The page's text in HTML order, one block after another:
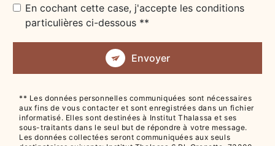
En cochant cette case, j'accepte les conditions
particulières ci-dessous **
Envoyer
** Les données personnelles communiquées sont nécessaires
aux fins de vous contacter et sont enregistrées dans un fichier
informatisé. Elles sont destinées à Institut Thalassa et ses
sous-traitants dans le seul but de répondre à votre message.
Les données collectées seront communiquées aux seuls